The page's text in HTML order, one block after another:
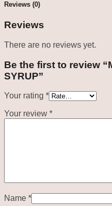
Reviews (0)
Reviews
There are no reviews yet.
Be the first to review
SYRUP”
Your rating *
Your review *
Name *